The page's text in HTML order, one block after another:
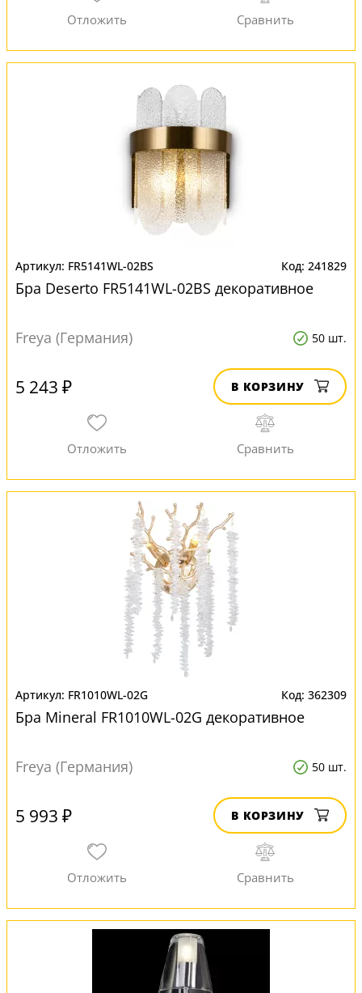
FR5141WL-02BS 241829
Бра Deserto FR5141WL-02BS декоративное
Freya (Германия) 50 шт.
5 243 ₽ В КОРЗИНУ
FR1010WL-02G 362309
Бра Mineral FR1010WL-02G декоративное
Freya (Германия) 50 шт.
5 993 ₽ В КОРЗИНУ